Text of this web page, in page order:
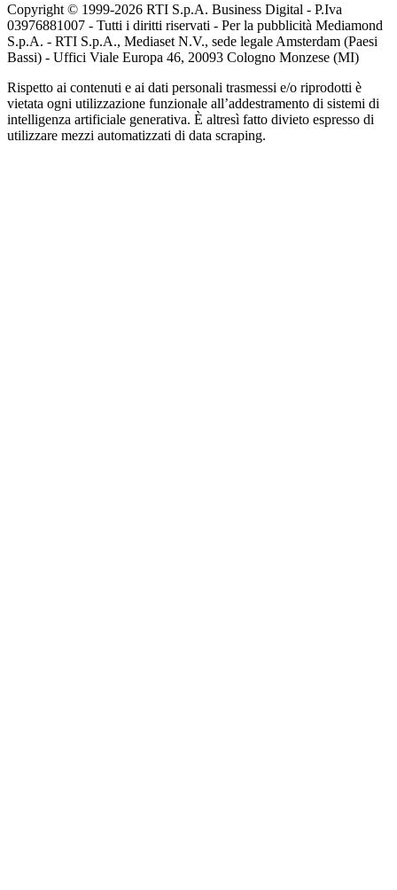
Copyright © 1999-2026 RTI S.p.A. Business Digital - P.Iva
03976881007 - Tutti i diritti riservati - Per la pubblicità Mediamond
S.p.A. - RTI S.p.A., Mediaset N.V., sede legale Amsterdam (Paesi
Bassi) - Uffici Viale Europa 46, 20093 Cologno Monzese (MI)
Rispetto ai contenuti e ai dati personali trasmessi e/o riprodotti è
vietata ogni utilizzazione funzionale all’addestramento di sistemi di
intelligenza artificiale generativa. È altresì fatto divieto espresso di
utilizzare mezzi automatizzati di data scraping.